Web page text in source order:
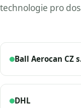
technologie pro
Ball Aerocan CZ
DHL